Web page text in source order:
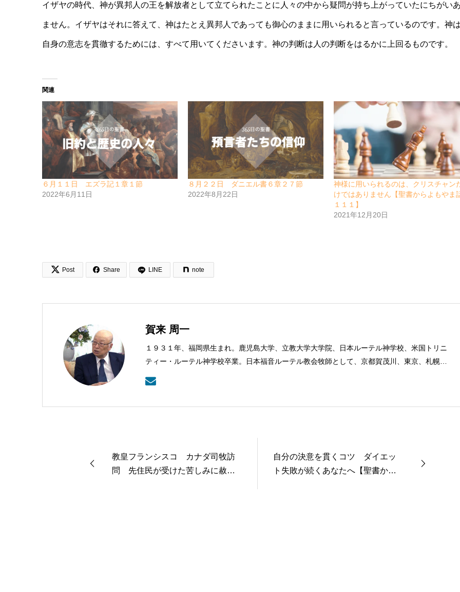
イザヤの時代、神が異邦人の王を解放者として立てられたことに人々の中から疑問が持ち上がっていたにちがい
ません。イザヤはそれに答えて、神はたとえ異邦人であっても御心のままに用いられると言っているのです。神
自身の意志を貫徹するためには、すべて用いてくださいます。神の判断は人の判断をはるかに上回るものです。
関連
６月１１日 エズラ記１章１節
2022年6月11日
８月２２日 ダニエル書６章２７節
2022年8月22日
神様に用いられるのは、クリスチャン
けではありません【聖書からよもやま
１１１】
2021年12月20日
 Post  Share LINE note
賀来 周一
１９３１年、福岡県生まれ。鹿児島大学、立教大学大学院、日本ルーテル神学校、米国トリニ
ティー・ルーテル神学校卒業。日本福音ルーテル教会牧師として、京都賀茂川、東京、札幌、
武蔵野教会を牧会。その後、ルーテル学院大学教授を経て、現在、キリスト教カウンセリング
センター理事長。
教皇フランシスコ カナダ司牧訪
問 先住民が受けた苦しみに赦し
自分の決意を貫くコツ ダイエッ
ト失敗が続くあなたへ【聖書から